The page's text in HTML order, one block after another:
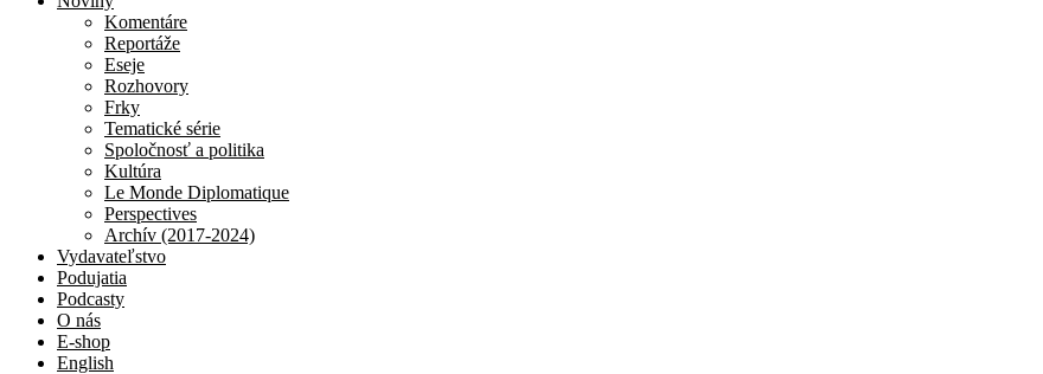
Komentáre
Reportáže
Eseje
Rozhovory
Frky
Tematické série
Spoločnosť a politika
Kultúra
Le Monde Diplomatique
Perspectives
Archív (2017-2024)
Vydavateľstvo
Podujatia
Podcasty
O nás
E-shop
English